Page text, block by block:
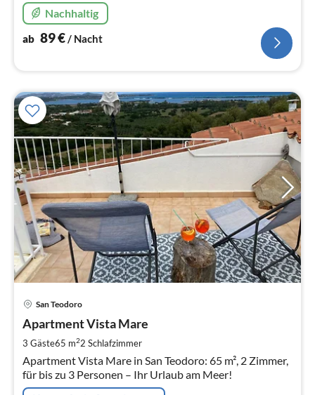
Nachhaltig
ab 89€/ Nacht
San Teodoro
Apartment Vista Mare
3 Gäste65 m22 Schlafzimmer
Apartment Vista Mare in San Teodoro: 65 m², 2 Zimmer,
für bis zu 3 Personen – Ihr Urlaub am Meer!